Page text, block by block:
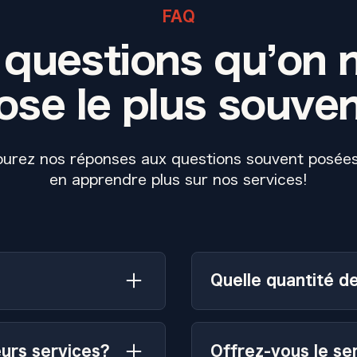
FAQ
qu’on
le plus
nos réponses aux questions souvent
en apprendre plus sur nos services!
région de Montréal, y
services?
Quelle quantité
La quantité
Offrez-vous le